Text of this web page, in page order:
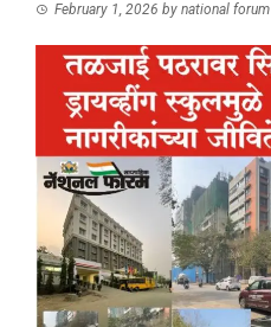
February 1, 2026 by national forum